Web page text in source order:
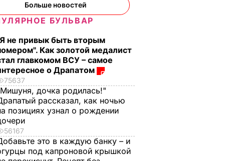
Минстрой РФ хочет
Больше новостей
БУЛЬВАР
не привык быть вторым
Как золотой медалист
главкомом ВСУ – самое
о Драпатом
75637
дочка родилась!"
рассказал, как ночью
позициях узнал о рождении
56167
это в каждую банку – и
под капроновой крышкой